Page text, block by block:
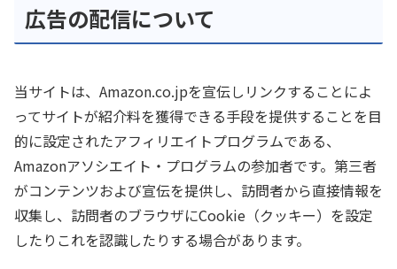
広告の配信について
当サイトは、Amazon.co.jpを宣伝しリンクすることによ
ってサイトが紹介料を獲得できる手段を提供することを目
的に設定されたアフィリエイトプログラムである、
Amazonアソシエイト・プログラムの参加者です。第三者
がコンテンツおよび宣伝を提供し、訪問者から直接情報を
収集し、訪問者のブラウザにCookie（クッキー）を設定
したりこれを認識したりする場合があります。